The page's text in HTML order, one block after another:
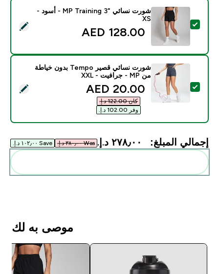
تحديد هذا المنتج - شورت نسائي "MP Training 3 - أسود - XS
شورت نسائي "MP Training 3 - أسود -
XS
128.00 AED‎
تحديد هذا المنتج - شورت نسائي قصير Tempo بدون خياطة من MP - جرافيت - XXL
شورت نسائي قصير Tempo بدون خياطة
من MP - جرافيت - XXL
discounted price
20.00 AED‎
كان ‏122.00 د.إ.‏‎
وفر ‏102.00 د.إ.‏‎
إجمالي المبلغ: ٢٧٨٫٠٠ د.إ.‏‎ Was ٣٨٠٫٠٠ د.إ.‏‎ Save ١٠٢٫٠٠ د.إ.‏‎
موصى به لك